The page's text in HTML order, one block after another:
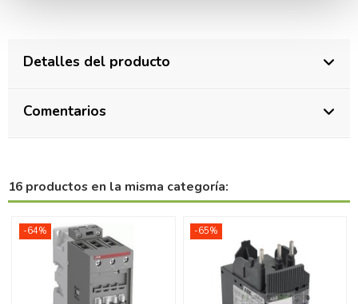
Detalles del producto
Comentarios
16 productos en la misma categoría:
-64% -65%